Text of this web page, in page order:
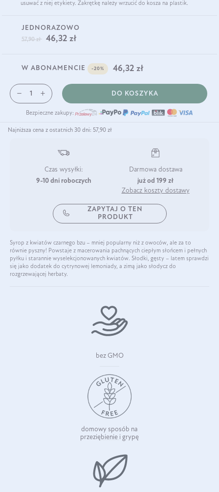
usuwać z niej etykiety. Zakrętkę należy wrzucić do kosza na plastik.
JEDNORAZOWO
57,90 zł 46,32 zł
W ABONAMENCIE -20% 46,32 zł
DO KOSZYKA
Bezpieczne zakupy:
Najniższa cena z ostatnich 30 dni: 57,90 zł
Czas wysyłki:
9-10 dni roboczych
Darmowa dostawa
już od 199 zł
Zobacz koszty dostawy
ZAPYTAJ O TEN
PRODUKT
Syrop z kwiatów czarnego bzu – mniej popularny niż z owoców, ale za to
równie pyszny! Powstaje z macerowania pachnących ciepłym słońcem i pełnych
pyłku i starannie wyselekcjonowanych kwiatów. Słodki, gęsty – latem sprawdzi
się jako dodatek do cytrynowej lemoniady, a zimą jako słodycz do
rozgrzewającej herbaty.
bez GMO
domowy sposób na
przeziębienie i grypę